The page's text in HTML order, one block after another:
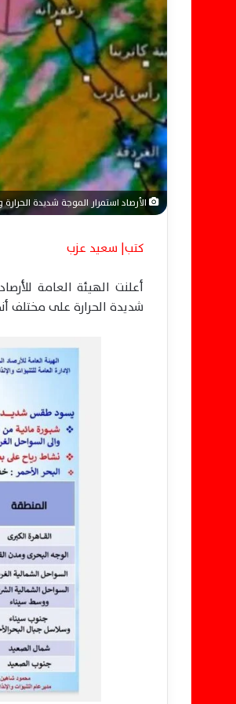
ر
و
ن
ي
ا
الأرصاد استمرار الموجة شديدة
كتب| سعيد عزب
شديدة الحرارة على مختلف